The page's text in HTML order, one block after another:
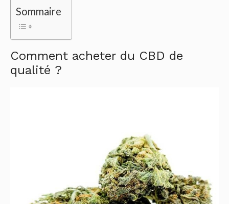
Sommaire
Comment acheter du CBD de
qualité ?